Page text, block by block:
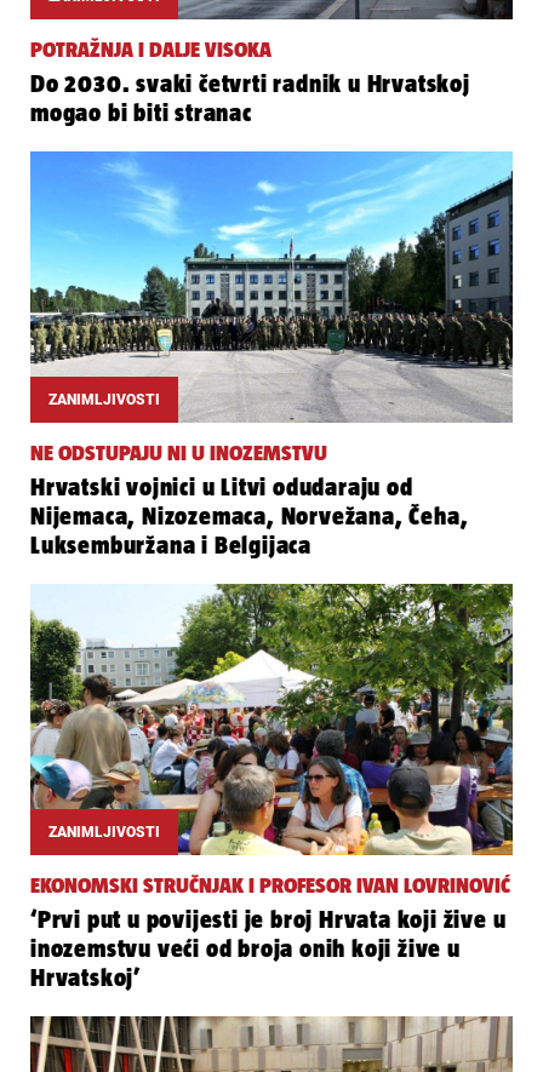
POTRAŽNJA I DALJE VISOKA
Do 2030. svaki četvrti radnik u Hrvatskoj
mogao bi biti stranac
ZANIMLJIVOSTI
NE ODSTUPAJU NI U INOZEMSTVU
Hrvatski vojnici u Litvi odudaraju od
Nijemaca, Nizozemaca, Norvežana, Čeha,
Luksemburžana i Belgijaca
ZANIMLJIVOSTI
EKONOMSKI STRUČNJAK I PROFESOR IVAN LOVRINOVIĆ
‘Prvi put u povijesti je broj Hrvata koji žive u
inozemstvu veći od broja onih koji žive u
Hrvatskoj’